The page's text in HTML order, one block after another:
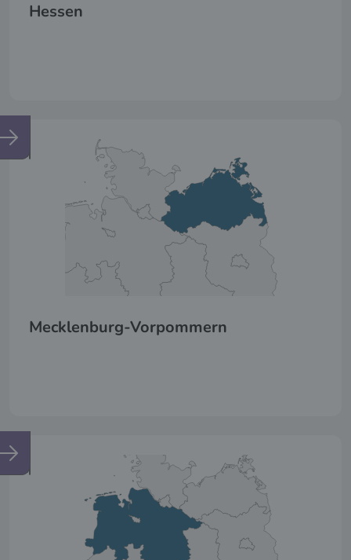
Hessen
Mecklenburg-Vorpommern